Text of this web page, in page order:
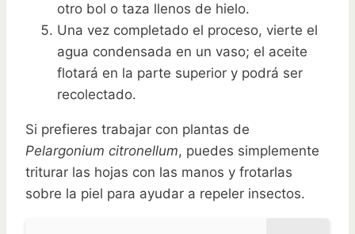
otro bol o taza llenos de hielo.
Una vez completado el proceso, vierte el
agua condensada en un vaso; el aceite
flotará en la parte superior y podrá ser
recolectado.
Si prefieres trabajar con plantas de
Pelargonium citronellum, puedes simplemente
triturar las hojas con las manos y frotarlas
sobre la piel para ayudar a repeler insectos.